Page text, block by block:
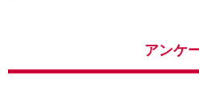
アンケ